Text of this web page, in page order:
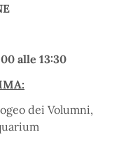
alle 13:30
dei Volumni,